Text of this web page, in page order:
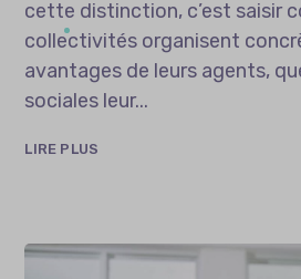
cette distinction, c’est saisir
collectivités organisent
avantages de leurs agents,
sociales leur...
LIRE PLUS